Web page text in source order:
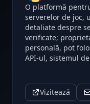
O platformă
serverelor de joc,
detaliate despre
verificate;
personală, pot
API-ul, sistemul
Vizitează